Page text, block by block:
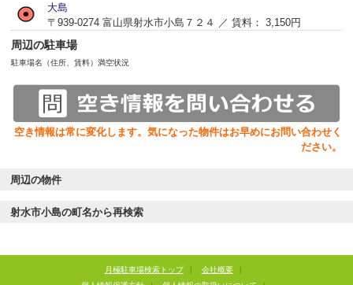
大島
〒939-0274 富山県射水市小島７２４ ／ 賃料： 3,150円
周辺の駐車場
駐車場名（住所、賃料） 満空状況
空き情報は常に変化します。気になった物件はお早めにお問い合わせく
ださい。
周辺の物件
射水市小島の町名から再検索
月極駐車場検索トップ | 会社概要
|